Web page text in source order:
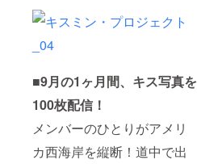
■9月の1ヶ月間、キス写真を
100枚配信！
メンバーのひとりがアメリ
カ西海岸を縦断！道中で出